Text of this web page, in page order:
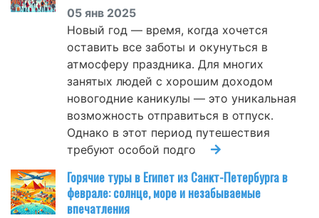
05 янв 2025
Новый год — время, когда хочется
оставить все заботы и окунуться в
атмосферу праздника. Для многих
занятых людей с хорошим доходом
новогодние каникулы — это уникальная
возможность отправиться в отпуск.
Однако в этот период путешествия
требуют особой подго
Горячие туры в Египет из Санкт-Петербурга в
феврале: солнце, море и незабываемые
впечатления